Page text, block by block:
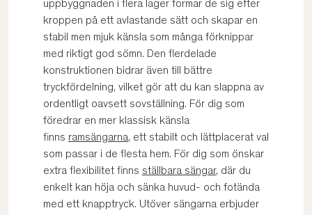
uppbyggnaden i flera lager formar de sig efter
kroppen på ett avlastande sätt och skapar en
stabil men mjuk känsla som många förknippar
med riktigt god sömn. Den flerdelade
konstruktionen bidrar även till bättre
tryckfördelning, vilket gör att du kan slappna av
ordentligt oavsett sovställning. För dig som
föredrar en mer klassisk känsla
finns ramsängarna, ett stabilt och lättplacerat val
som passar i de flesta hem. För dig som önskar
extra flexibilitet finns ställbara sängar, där du
enkelt kan höja och sänka huvud- och fotända
med ett knapptryck. Utöver sängarna erbjuder